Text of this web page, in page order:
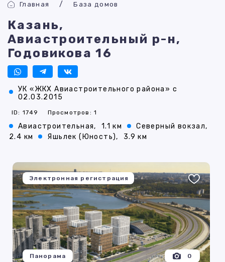
Главная База домов
Казань,
Авиастроительный р-н,
Годовикова 16
УК «ЖКХ Авиастроительного района» с
02.03.2015
ID: 1749 Просмотров: 1
Авиастроительная, 1.1 км
Северный вокзал,
2.4 км
Яшьлек (Юность), 3.9 км
Электронная регистрация
0
Панорама